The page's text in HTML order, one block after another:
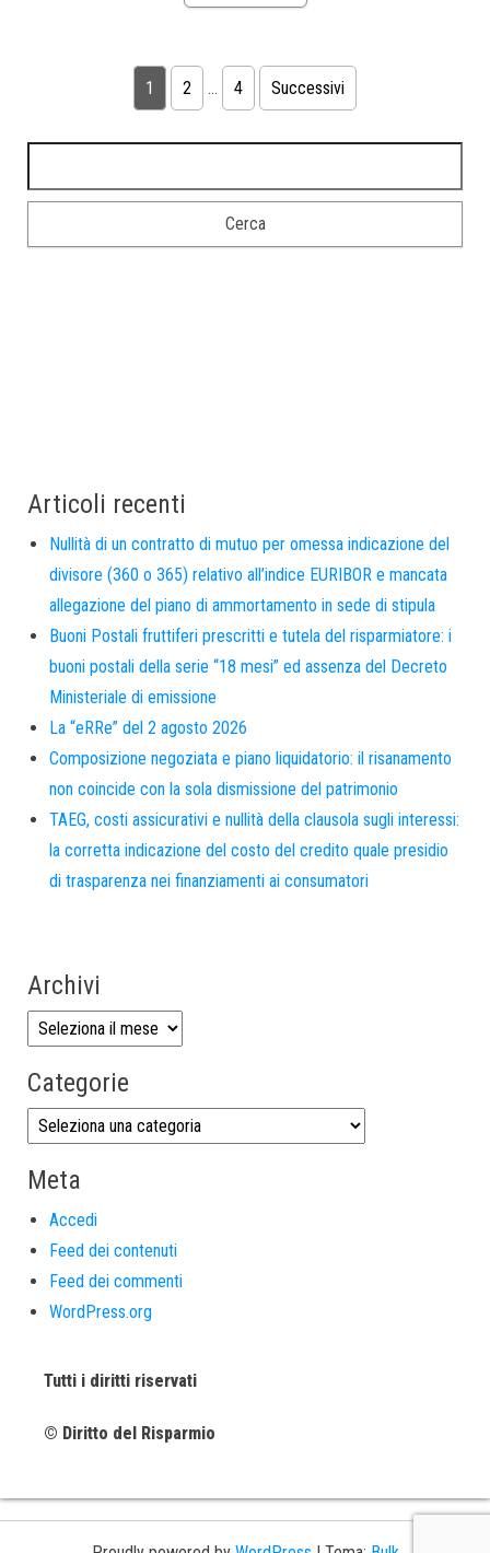
1 2 … 4 Successivi
Articoli recenti
Nullità di un contratto di mutuo per omessa indicazione del
divisore (360 o 365) relativo all’indice EURIBOR e mancata
allegazione del piano di ammortamento in sede di stipula
Buoni Postali fruttiferi prescritti e tutela del risparmiatore: i
buoni postali della serie “18 mesi” ed assenza del Decreto
Ministeriale di emissione
La “eRRe” del 2 agosto 2026
Composizione negoziata e piano liquidatorio: il risanamento
non coincide con la sola dismissione del patrimonio
TAEG, costi assicurativi e nullità della clausola sugli interessi:
la corretta indicazione del costo del credito quale presidio
di trasparenza nei finanziamenti ai consumatori
Archivi
Categorie
Meta
Accedi
Feed dei contenuti
Feed dei commenti
WordPress.org
Tutti i diritti riservati
© Diritto del Risparmio